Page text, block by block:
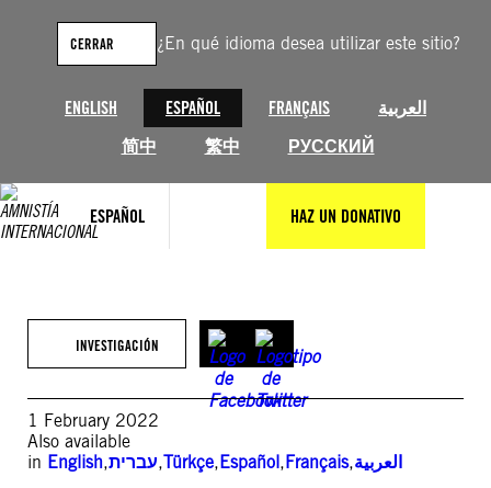
¿En qué idioma desea utilizar este sitio?
ENGLISH ESPAÑOL FRANÇAIS
العربية
简中
繁中 РУССКИЙ
CERRAR
ESPAÑOL HAZ UN DONATIVO
contenido
INVESTIGACIÓN
1 February 2022
Also available
in English,עברית,Türkçe,Español,Français,العربية